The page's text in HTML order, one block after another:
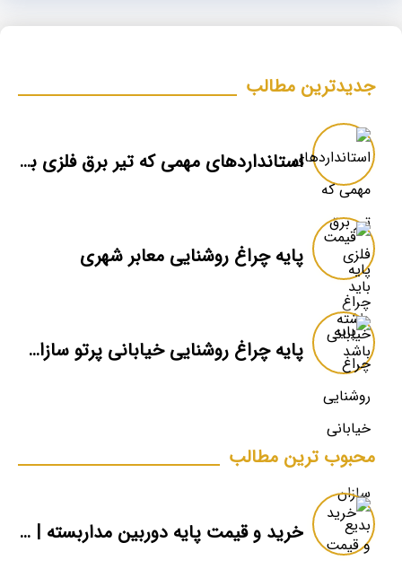
جدیدترین مطالب
استانداردهای مهمی که تیر برق فلزی باید داشته باشد
پایه چراغ روشنایی معابر شهری
پایه چراغ روشنایی خیابانی پرتو سازان بدیع
محبوب ترین مطالب
خرید و قیمت پایه دوربین مداربسته | دکل دوربین